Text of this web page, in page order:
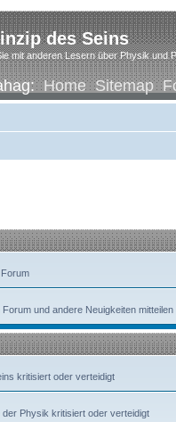
des Seins
mit anderen Lesern über Physik und
Home Sitemap
und andere Neuigkeiten mitteilen
kritisiert oder verteidigt
Physik kritisiert oder verteidigt